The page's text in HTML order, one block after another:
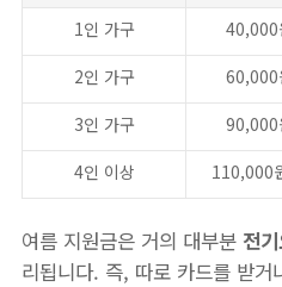
1인 가구
40,000
2인 가구
60,000
3인 가구
90,000
4인 이상
110,000
여름 지원금은 거의 대부분 전
리됩니다. 즉, 따로 카드를 받